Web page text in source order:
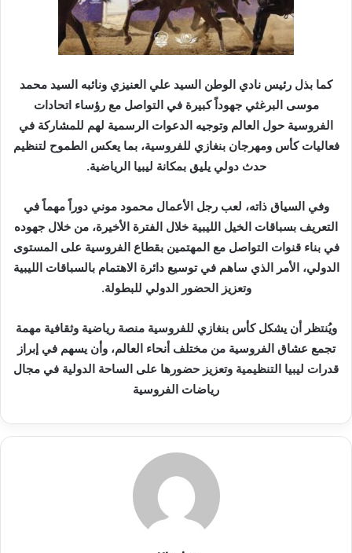
كما بذل رئيس نادي الوطن السيد علي العنيزي ونائبه السيد محمد
موسى البرغثي جهوداً كبيرة في التواصل مع رؤساء اتحادات
الفروسية حول العالم وتوجيه الدعوات الرسمية لهم للمشاركة في
فعاليات كأس ومهرجان بنغازي للفروسية، بما يعكس الطموح لتنظيم
حدث دولي يليق بمكانة ليبيا الرياضية.
وفي السياق ذاته، لعب رجل الأعمال محمود موني دوراً مهماً في
التعريف بسباقات الخيل الليبية خلال الفترة الأخيرة، من خلال جهوده
في بناء قنوات التواصل مع المهتمين بقطاع الفروسية على المستوى
الدولي، الأمر الذي ساهم في توسيع دائرة الاهتمام بالسباقات الليبية
وتعزيز الحضور الدولي للبطولة.
ويُنتظر أن يشكل كأس بنغازي للفروسية منصة رياضية وثقافية مهمة
تجمع عشاق الفروسية من مختلف أنحاء العالم، وأن يسهم في إبراز
قدرات ليبيا التنظيمية وتعزيز حضورها على الساحة الدولية في مجال
رياضات الفروسية